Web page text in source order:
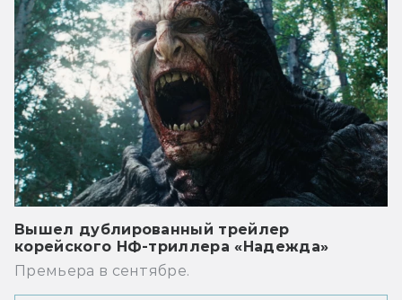
Вышел дублированный трейлер
корейского НФ-триллера «Надежда»
Премьера в сентябре.